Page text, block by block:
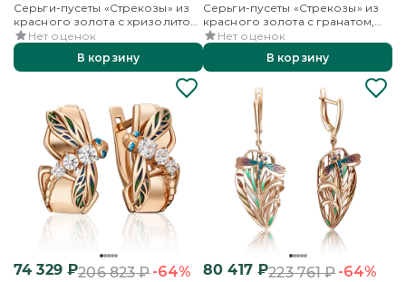
Серьги-пусеты «Стрекозы» из
красного золота с хризолитом,
бесцветными топазами и
эмалью
Нет оценок
В корзину
Серьги-пусеты «Стрекозы» из
красного золота с гранатом,
бесцветными топазами и
эмалью
Нет оценок
В корзину
74 329₽206 823₽-64% 80 417₽223 761₽-64%